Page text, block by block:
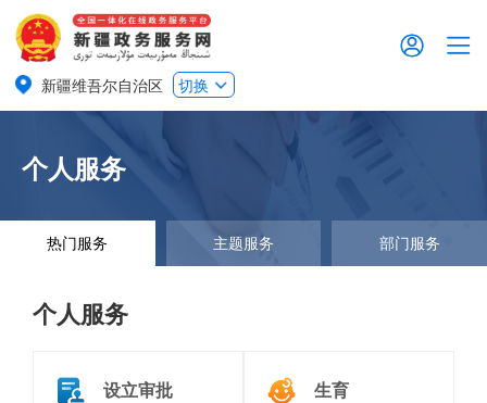
新疆维吾尔自治区 切换
个人服务
热门服务 主题服务 部门服务
个人服务
设立审批 生育